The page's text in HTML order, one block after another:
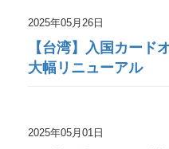
2025年05月26日
【台湾】入国カード
大幅リニューアル
2025年05月01日